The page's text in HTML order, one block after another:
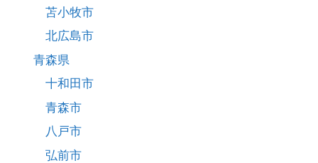
苫小牧市
北広島市
青森県
十和田市
青森市
八戸市
弘前市